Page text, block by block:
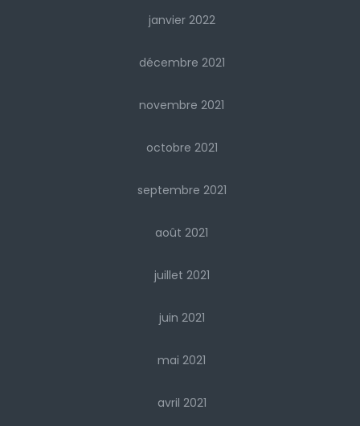
janvier 2022
décembre 2021
novembre 2021
octobre 2021
septembre 2021
août 2021
juillet 2021
juin 2021
mai 2021
avril 2021